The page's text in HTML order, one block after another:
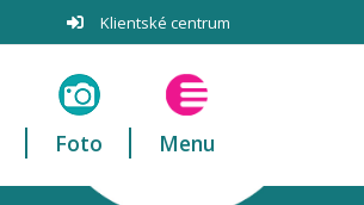
Klientské centrum
Foto Menu